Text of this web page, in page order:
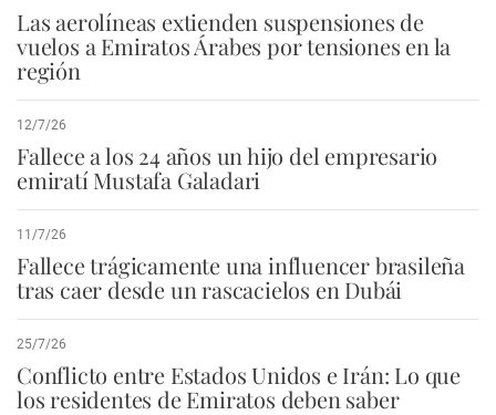
Las aerolíneas extienden suspensiones de
vuelos a Emiratos Árabes por tensiones en la
región
12/7/26
Fallece a los 24 años un hijo del empresario
emiratí Mustafa Galadari
11/7/26
Fallece trágicamente una influencer brasileña
tras caer desde un rascacielos en Dubái
25/7/26
Conflicto entre Estados Unidos e Irán: Lo que
los residentes de Emiratos deben saber